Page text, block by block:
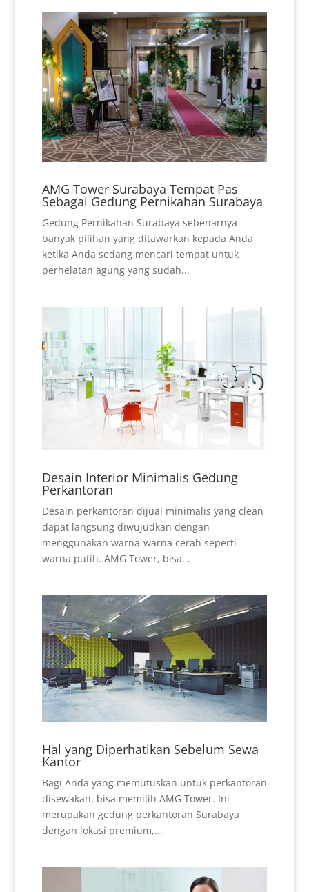
AMG Tower Surabaya Tempat Pas
Sebagai Gedung Pernikahan Surabaya
Gedung Pernikahan Surabaya sebenarnya
banyak pilihan yang ditawarkan kepada Anda
ketika Anda sedang mencari tempat untuk
perhelatan agung yang sudah...
Desain Interior Minimalis Gedung
Perkantoran
Desain perkantoran dijual minimalis yang clean
dapat langsung diwujudkan dengan
menggunakan warna-warna cerah seperti
warna putih. AMG Tower, bisa...
Hal yang Diperhatikan Sebelum Sewa
Kantor
Bagi Anda yang memutuskan untuk perkantoran
disewakan, bisa memilih AMG Tower. Ini
merupakan gedung perkantoran Surabaya
dengan lokasi premium,...